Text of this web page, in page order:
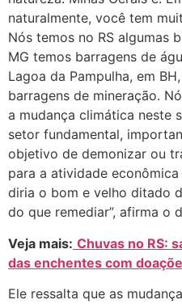
naturalmente, você tem
Nós temos no RS algumas
MG temos barragens de
Lagoa da Pampulha, em
barragens de mineração.
a mudança climática neste
setor fundamental,
objetivo de demonizar ou
para a atividade
diria o bom e velho ditado
do que remediar”, afirma o
Veja mais: Chuvas no RS:
das enchentes com
Ele ressalta que as